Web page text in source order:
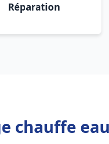
Réparation
chauffe